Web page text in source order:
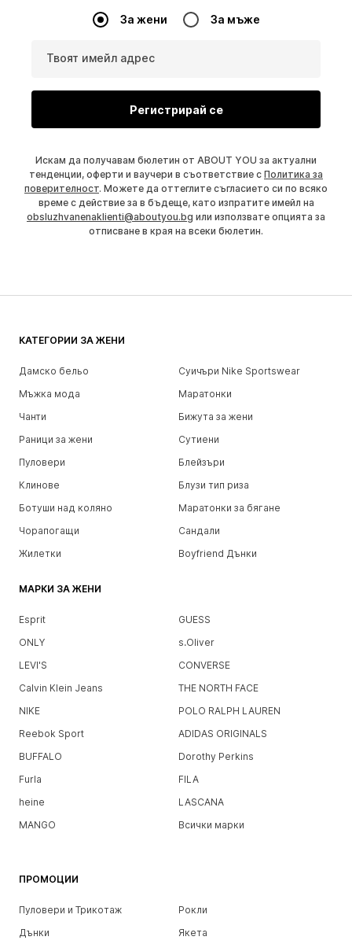
За жени За мъже
Твоят имейл адрес
Регистрирай се
Искам да получавам бюлетин от ABOUT YOU за актуални
тенденции, оферти и ваучери в съответствие с Политика за
поверителност. Можете да оттеглите съгласието си по всяко
време с действие за в бъдеще, като изпратите имейл на
obsluzhvanenaklienti@aboutyou.bg или използвате опцията за
отписване в края на всеки бюлетин.
КАТЕГОРИИ ЗА ЖЕНИ
Дамско бельо
Суичъри Nike Sportswear
Мъжка мода
Маратонки
Чанти
Бижута за жени
Раници за жени
Сутиени
Пуловери
Блейзъри
Клинове
Блузи тип риза
Ботуши над коляно
Маратонки за бягане
Чорапогащи
Сандали
Жилетки
Boyfriend Дънки
МАРКИ ЗА ЖЕНИ
Esprit
GUESS
ONLY
s.Oliver
LEVI'S
CONVERSE
Calvin Klein Jeans
THE NORTH FACE
NIKE
POLO RALPH LAUREN
Reebok Sport
ADIDAS ORIGINALS
BUFFALO
Dorothy Perkins
Furla
FILA
heine
LASCANA
MANGO
Всички марки
ПРОМОЦИИ
Пуловери и Трикотаж
Рокли
Дънки
Якета